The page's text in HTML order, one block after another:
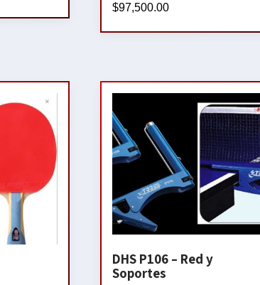
$97,500.00
DHS P106 – Red y
Soportes